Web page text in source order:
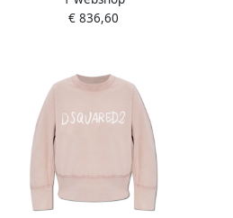
Zoom Pink Dames
€ 836,60